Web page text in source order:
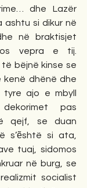
dhe Lazër
ashtu si dikur në
në braktisjet
vepra e tij.
bëjnë kinse se
kenë dhënë dhe
ajo e mbyll
pas
qejf, se duan
s’ẽshtë si ata,
tuaj, sidomos
në burg, se
socialist